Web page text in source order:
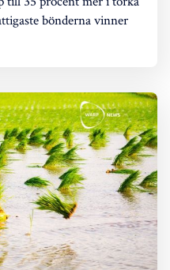
bönderna vinner